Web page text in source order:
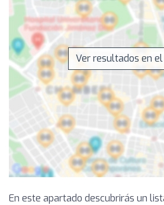
Ver resultados en
En este apartado descubrirás un